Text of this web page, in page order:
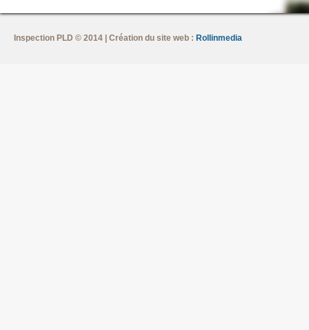
Inspection PLD © 2014 | Création du site web : Rollinmedia